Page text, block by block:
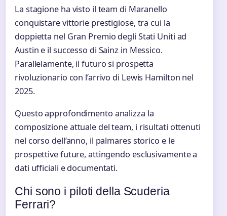
La stagione ha visto il team di Maranello
conquistare vittorie prestigiose, tra cui la
doppietta nel Gran Premio degli Stati Uniti ad
Austin e il successo di Sainz in Messico.
Parallelamente, il futuro si prospetta
rivoluzionario con l’arrivo di Lewis Hamilton nel
2025.
Questo approfondimento analizza la
composizione attuale del team, i risultati ottenuti
nel corso dell’anno, il palmares storico e le
prospettive future, attingendo esclusivamente a
dati ufficiali e documentati.
Chi sono i piloti della Scuderia
Ferrari?